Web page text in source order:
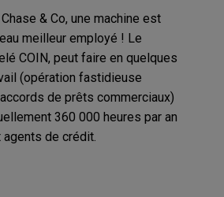
& Co, une machine est
meilleur employé ! Le
COIN, peut faire en quelques
(opération fastidieuse
de prêts commerciaux)
360 000 heures par an
de crédit.